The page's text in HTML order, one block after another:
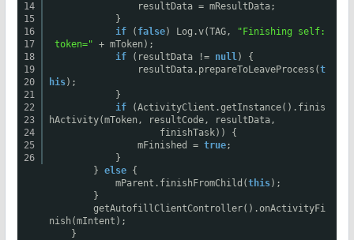
14
15
16
17
18
19
20
21
22
23
24
25
26
resultData = mResultData;
}
if
( false) Log.v(TAG,
"Finishing self:
token=" + mToken);
if
(resultData != null ) {
resultData.prepareToLeaveProcess(t
his);
}
if
(ActivityClient.getInstance().finis
hActivity(mToken, resultCode, resultData,
finishTask)) {
mFinished = true ;
}
} else {
mParent.finishFromChild(this);
}
getAutofillClientController().onActivityFi
nish(mIntent);
}